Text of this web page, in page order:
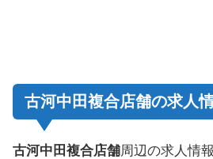
古河中田複合店舗の求人
古河中田複合店舗周辺の求人情